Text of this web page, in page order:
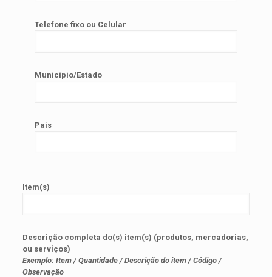
Telefone fixo ou Celular
Município/Estado
País
Item(s)
Descrição completa do(s) item(s) (produtos, mercadorias,
ou serviços)
Exemplo: Item / Quantidade / Descrição do item / Código /
Observação